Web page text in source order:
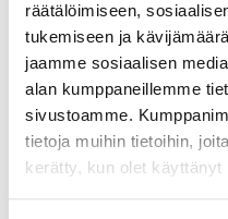
räätälöimiseen,
tukemiseen ja
jaamme sosiaalisen
alan kumppaneillemme
sivustoamme.
tietoja muihin tietoihin,
kerätty, kun olet käyttänyt
Pääsymaksu
Osallistuminen on
Katso kaikki